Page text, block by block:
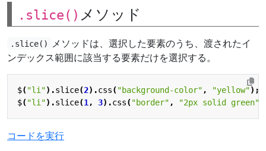
.slice() メソッド
.slice()
メソッドは、選択した要素のうち、渡されたイ
ンデックス範囲に該当する要素だけを選択する。
$("li").slice(2).css("background-color" , "yellow");
$("li").slice(1 , 3).css("border" , "2px solid green"
コードを実行